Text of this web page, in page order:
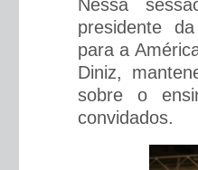
Nessa
presidente
para a
Diniz,
sobre o
convidados.